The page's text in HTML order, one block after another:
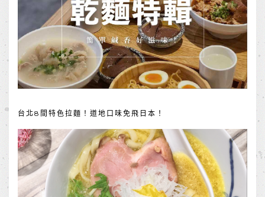
台北8間特色拉麵！道地口味免飛日本！